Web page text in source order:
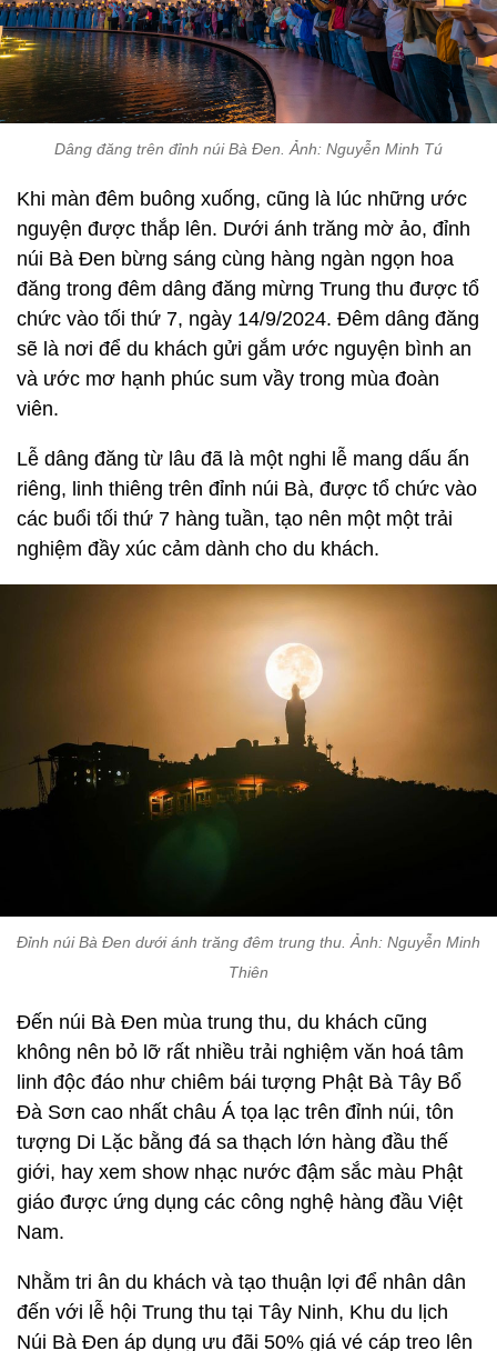
Dâng đăng trên đỉnh núi Bà Đen. Ảnh: Nguyễn Minh Tú
Khi màn đêm buông xuống, cũng là lúc những ước
nguyện được thắp lên. Dưới ánh trăng mờ ảo, đỉnh
núi Bà Đen bừng sáng cùng hàng ngàn ngọn hoa
đăng trong đêm dâng đăng mừng Trung thu được tổ
chức vào tối thứ 7, ngày 14/9/2024. Đêm dâng đăng
sẽ là nơi để du khách gửi gắm ước nguyện bình an
và ước mơ hạnh phúc sum vầy trong mùa đoàn
viên.
Lễ dâng đăng từ lâu đã là một nghi lễ mang dấu ấn
riêng, linh thiêng trên đỉnh núi Bà, được tổ chức vào
các buổi tối thứ 7 hàng tuần, tạo nên một một trải
nghiệm đầy xúc cảm dành cho du khách.
Đỉnh núi Bà Đen dưới ánh trăng đêm trung thu. Ảnh: Nguyễn Minh
Thiên
Đến núi Bà Đen mùa trung thu, du khách cũng
không nên bỏ lỡ rất nhiều trải nghiệm văn hoá tâm
linh độc đáo như chiêm bái tượng Phật Bà Tây Bổ
Đà Sơn cao nhất châu Á tọa lạc trên đỉnh núi, tôn
tượng Di Lặc bằng đá sa thạch lớn hàng đầu thế
giới, hay xem show nhạc nước đậm sắc màu Phật
giáo được ứng dụng các công nghệ hàng đầu Việt
Nam.
Nhằm tri ân du khách và tạo thuận lợi để nhân dân
đến với lễ hội Trung thu tại Tây Ninh, Khu du lịch
Núi Bà Đen áp dụng ưu đãi 50% giá vé cáp treo lên